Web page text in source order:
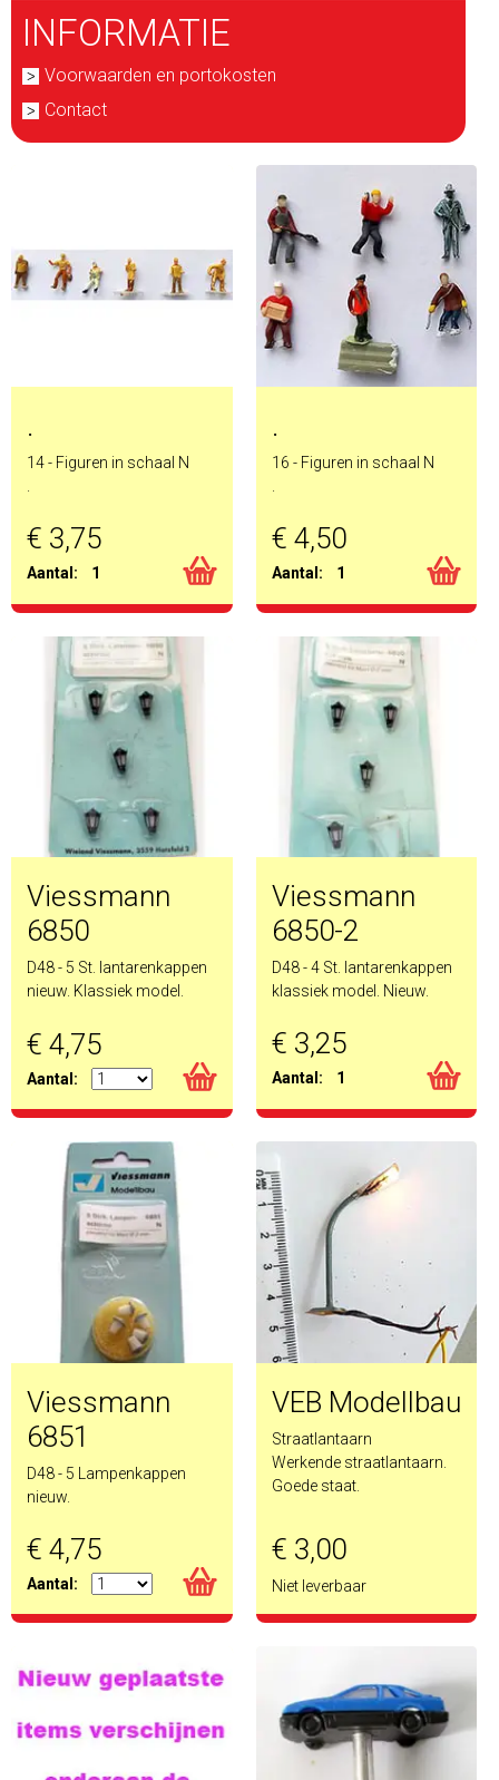
INFORMATIE
Voorwaarden en portokosten
Contact
.
14 - Figuren in schaal N
€ 3,75
Aantal: 1
.
16 - Figuren in schaal N
€ 4,50
Aantal: 1
Viessmann
6850
D48 - 5 St. lantarenkappen
nieuw. Klassiek model.
€ 4,75
Aantal:
Viessmann
6850-2
D48 - 4 St. lantarenkappen
klassiek model. Nieuw.
€ 3,25
Aantal: 1
Viessmann
6851
D48 - 5 Lampenkappen
nieuw.
€ 4,75
Aantal:
VEB Modellbau
Straatlantaarn
Werkende straatlantaarn.
Goede staat.
€ 3,00
Niet leverbaar